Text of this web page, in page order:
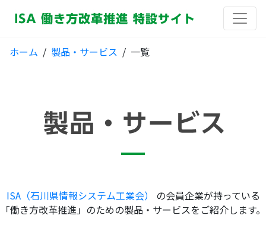
ホーム / 製品・サービス / 一覧
ISA（石川県情報システム工業会）
の会員企業が持っている
「働き方改革推進」のための製品・サービスをご紹介します。